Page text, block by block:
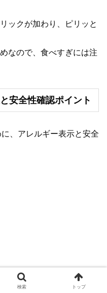
ックが加わり、ピリッと
なので、食べすぎには注
安全性確認ポイント
、アレルギー表示と安全
検索 トップ